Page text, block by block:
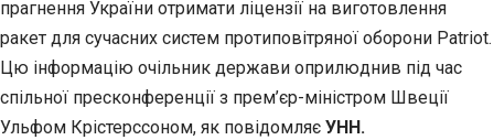
прагнення України отримати ліцензії на виготовлення
ракет для сучасних систем протиповітряної оборони Patriot.
Цю інформацію очільник держави оприлюднив під час
спільної пресконференції з прем’єр-міністром Швеції
Ульфом Крістерссоном, як повідомляє УНН.